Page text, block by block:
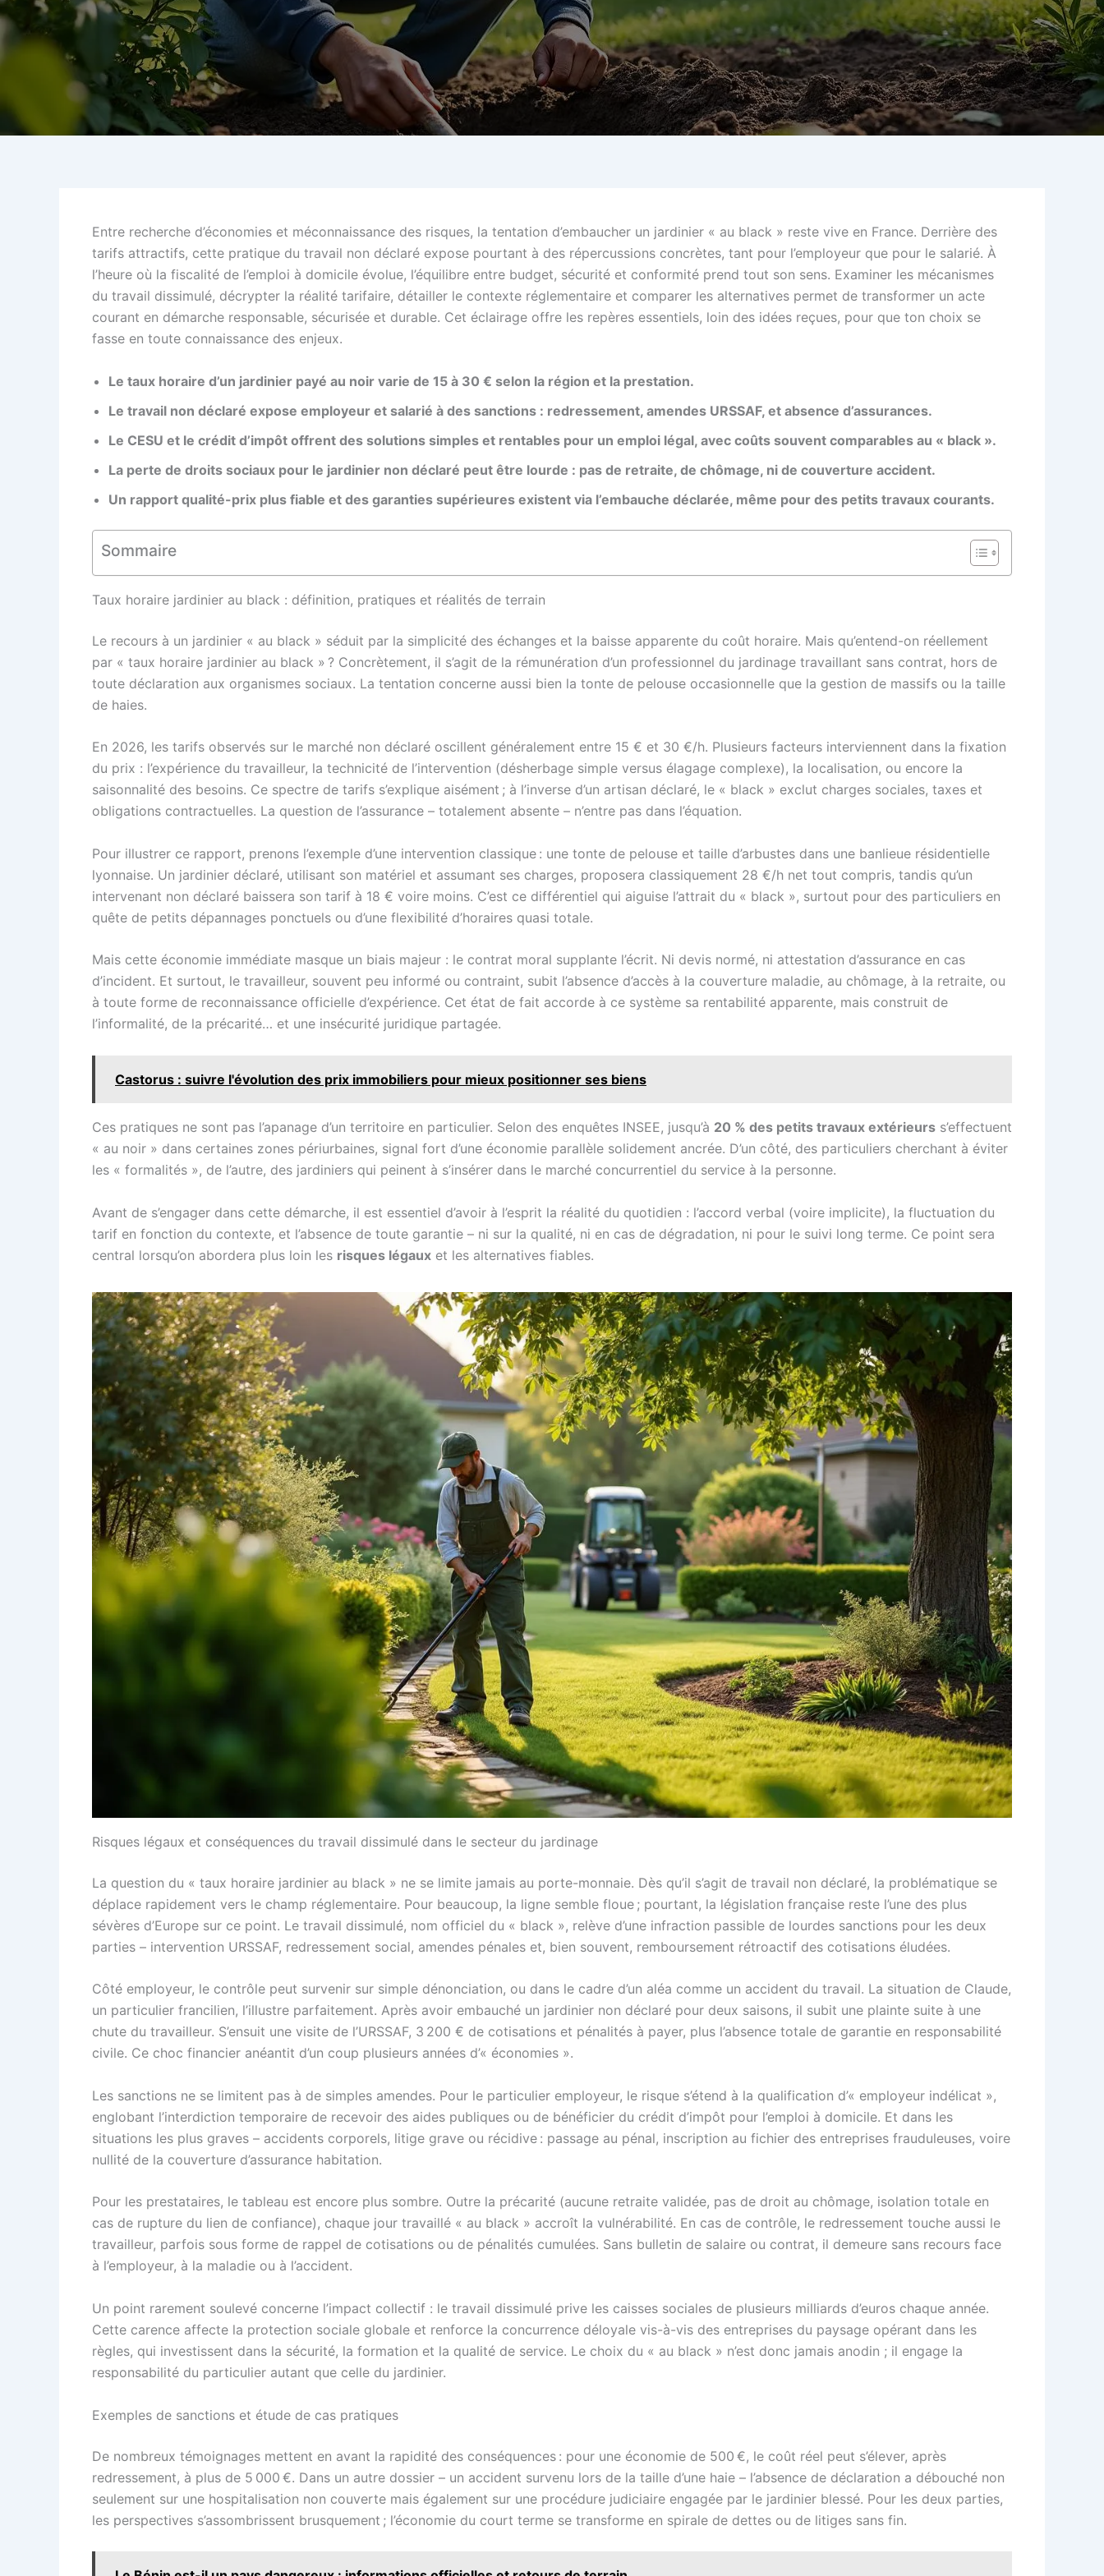
Entre recherche d’économies et méconnaissance des risques, la tentation d’embaucher un jardinier « au black » reste vive en France. Derrière des
tarifs attractifs, cette pratique du travail non déclaré expose pourtant à des répercussions concrètes, tant pour l’employeur que pour le salarié. À
l’heure où la fiscalité de l’emploi à domicile évolue, l’équilibre entre budget, sécurité et conformité prend tout son sens. Examiner les mécanismes
du travail dissimulé, décrypter la réalité tarifaire, détailler le contexte réglementaire et comparer les alternatives permet de transformer un acte
courant en démarche responsable, sécurisée et durable. Cet éclairage offre les repères essentiels, loin des idées reçues, pour que ton choix se
fasse en toute connaissance des enjeux.
Le taux horaire d’un jardinier payé au noir varie de 15 à 30 € selon la région et la prestation.
Le travail non déclaré expose employeur et salarié à des sanctions : redressement, amendes URSSAF, et absence d’assurances.
Le CESU et le crédit d’impôt offrent des solutions simples et rentables pour un emploi légal, avec coûts souvent comparables au « black ».
La perte de droits sociaux pour le jardinier non déclaré peut être lourde : pas de retraite, de chômage, ni de couverture accident.
Un rapport qualité-prix plus fiable et des garanties supérieures existent via l’embauche déclarée, même pour des petits travaux courants.
Sommaire
Taux horaire jardinier au black : définition, pratiques et réalités de terrain
Le recours à un jardinier « au black » séduit par la simplicité des échanges et la baisse apparente du coût horaire. Mais qu’entend-on réellement
par « taux horaire jardinier au black » ? Concrètement, il s’agit de la rémunération d’un professionnel du jardinage travaillant sans contrat, hors de
toute déclaration aux organismes sociaux. La tentation concerne aussi bien la tonte de pelouse occasionnelle que la gestion de massifs ou la taille
de haies.
En 2026, les tarifs observés sur le marché non déclaré oscillent généralement entre 15 € et 30 €/h. Plusieurs facteurs interviennent dans la fixation
du prix : l’expérience du travailleur, la technicité de l’intervention (désherbage simple versus élagage complexe), la localisation, ou encore la
saisonnalité des besoins. Ce spectre de tarifs s’explique aisément ; à l’inverse d’un artisan déclaré, le « black » exclut charges sociales, taxes et
obligations contractuelles. La question de l’assurance – totalement absente – n’entre pas dans l’équation.
Pour illustrer ce rapport, prenons l’exemple d’une intervention classique : une tonte de pelouse et taille d’arbustes dans une banlieue résidentielle
lyonnaise. Un jardinier déclaré, utilisant son matériel et assumant ses charges, proposera classiquement 28 €/h net tout compris, tandis qu’un
intervenant non déclaré baissera son tarif à 18 € voire moins. C’est ce différentiel qui aiguise l’attrait du « black », surtout pour des particuliers en
quête de petits dépannages ponctuels ou d’une flexibilité d’horaires quasi totale.
Mais cette économie immédiate masque un biais majeur : le contrat moral supplante l’écrit. Ni devis normé, ni attestation d’assurance en cas
d’incident. Et surtout, le travailleur, souvent peu informé ou contraint, subit l’absence d’accès à la couverture maladie, au chômage, à la retraite, ou
à toute forme de reconnaissance officielle d’expérience. Cet état de fait accorde à ce système sa rentabilité apparente, mais construit de
l’informalité, de la précarité… et une insécurité juridique partagée.
Castorus : suivre l'évolution des prix immobiliers pour mieux positionner ses biens
Ces pratiques ne sont pas l’apanage d’un territoire en particulier. Selon des enquêtes INSEE, jusqu’à 20 % des petits travaux extérieurs s’effectuent
« au noir » dans certaines zones périurbaines, signal fort d’une économie parallèle solidement ancrée. D’un côté, des particuliers cherchant à éviter
les « formalités », de l’autre, des jardiniers qui peinent à s’insérer dans le marché concurrentiel du service à la personne.
Avant de s’engager dans cette démarche, il est essentiel d’avoir à l’esprit la réalité du quotidien : l’accord verbal (voire implicite), la fluctuation du
tarif en fonction du contexte, et l’absence de toute garantie – ni sur la qualité, ni en cas de dégradation, ni pour le suivi long terme. Ce point sera
central lorsqu’on abordera plus loin les risques légaux et les alternatives fiables.
Risques légaux et conséquences du travail dissimulé dans le secteur du jardinage
La question du « taux horaire jardinier au black » ne se limite jamais au porte-monnaie. Dès qu’il s’agit de travail non déclaré, la problématique se
déplace rapidement vers le champ réglementaire. Pour beaucoup, la ligne semble floue ; pourtant, la législation française reste l’une des plus
sévères d’Europe sur ce point. Le travail dissimulé, nom officiel du « black », relève d’une infraction passible de lourdes sanctions pour les deux
parties – intervention URSSAF, redressement social, amendes pénales et, bien souvent, remboursement rétroactif des cotisations éludées.
Côté employeur, le contrôle peut survenir sur simple dénonciation, ou dans le cadre d’un aléa comme un accident du travail. La situation de Claude,
un particulier francilien, l’illustre parfaitement. Après avoir embauché un jardinier non déclaré pour deux saisons, il subit une plainte suite à une
chute du travailleur. S’ensuit une visite de l’URSSAF, 3 200 € de cotisations et pénalités à payer, plus l’absence totale de garantie en responsabilité
civile. Ce choc financier anéantit d’un coup plusieurs années d’« économies ».
Les sanctions ne se limitent pas à de simples amendes. Pour le particulier employeur, le risque s’étend à la qualification d’« employeur indélicat »,
englobant l’interdiction temporaire de recevoir des aides publiques ou de bénéficier du crédit d’impôt pour l’emploi à domicile. Et dans les
situations les plus graves – accidents corporels, litige grave ou récidive : passage au pénal, inscription au fichier des entreprises frauduleuses, voire
nullité de la couverture d’assurance habitation.
Pour les prestataires, le tableau est encore plus sombre. Outre la précarité (aucune retraite validée, pas de droit au chômage, isolation totale en
cas de rupture du lien de confiance), chaque jour travaillé « au black » accroît la vulnérabilité. En cas de contrôle, le redressement touche aussi le
travailleur, parfois sous forme de rappel de cotisations ou de pénalités cumulées. Sans bulletin de salaire ou contrat, il demeure sans recours face
à l’employeur, à la maladie ou à l’accident.
Un point rarement soulevé concerne l’impact collectif : le travail dissimulé prive les caisses sociales de plusieurs milliards d’euros chaque année.
Cette carence affecte la protection sociale globale et renforce la concurrence déloyale vis-à-vis des entreprises du paysage opérant dans les
règles, qui investissent dans la sécurité, la formation et la qualité de service. Le choix du « au black » n’est donc jamais anodin ; il engage la
responsabilité du particulier autant que celle du jardinier.
Exemples de sanctions et étude de cas pratiques
De nombreux témoignages mettent en avant la rapidité des conséquences : pour une économie de 500 €, le coût réel peut s’élever, après
redressement, à plus de 5 000 €. Dans un autre dossier – un accident survenu lors de la taille d’une haie – l’absence de déclaration a débouché non
seulement sur une hospitalisation non couverte mais également sur une procédure judiciaire engagée par le jardinier blessé. Pour les deux parties,
les perspectives s’assombrissent brusquement ; l’économie du court terme se transforme en spirale de dettes ou de litiges sans fin.